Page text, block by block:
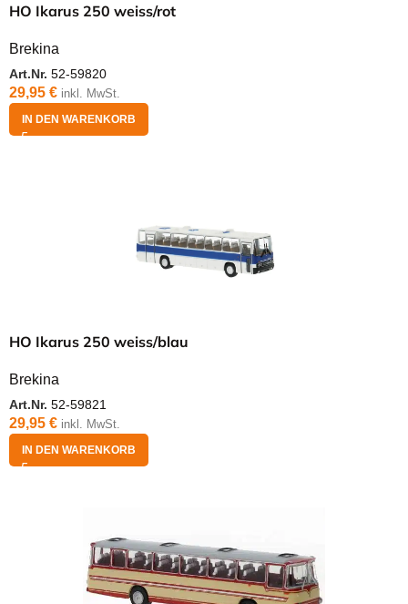
HO Ikarus 250 weiss/rot
Brekina
Art.Nr. 52-59820
29,95 € inkl. MwSt.
IN DEN WARENKORB
HO Ikarus 250 weiss/blau
Brekina
Art.Nr. 52-59821
29,95 € inkl. MwSt.
IN DEN WARENKORB